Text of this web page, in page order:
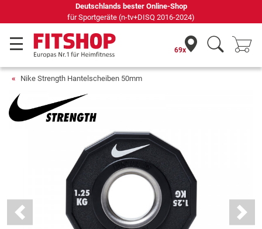
Deutschlands bester Online-Shop
für Sportgeräte (n-tv+DISQ 2016-2024)
69x
Nike Strength Hantelscheiben 50mm
Previous Next